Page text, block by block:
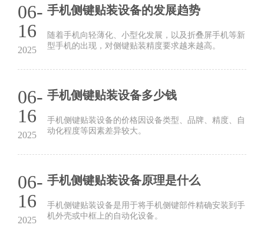
手机侧键贴装设备的发展趋势
06-
16
2025
随着手机向轻薄化、小型化发展，以及折叠屏手机等新
型手机的出现，对侧键贴装精度要求越来越高。
手机侧键贴装设备多少钱
06-
16
2025
手机侧键贴装设备的价格因设备类型、品牌、精度、自
动化程度等因素差异较大。
手机侧键贴装设备原理是什么
06-
16
2025
手机侧键贴装设备是用于将手机侧键部件精确安装到手
机外壳或中框上的自动化设备。